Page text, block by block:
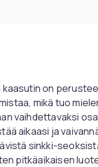
kaasutin on
mikä tuo
vaihdettavaksi
aikaasi ja
sinkki-
pitkäaikaisen